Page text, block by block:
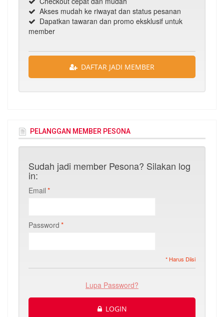
Akses mudah ke riwayat dan status pesanan
Dapatkan tawaran dan promo eksklusif untuk
member
DAFTAR JADI MEMBER
PELANGGAN MEMBER PESONA
Sudah jadi member Pesona? Silakan log
in:
*
Email
*
Password
* Harus Diisi
Lupa Password?
LOGIN